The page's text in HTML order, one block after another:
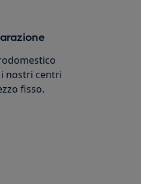
nostri centri
fisso.